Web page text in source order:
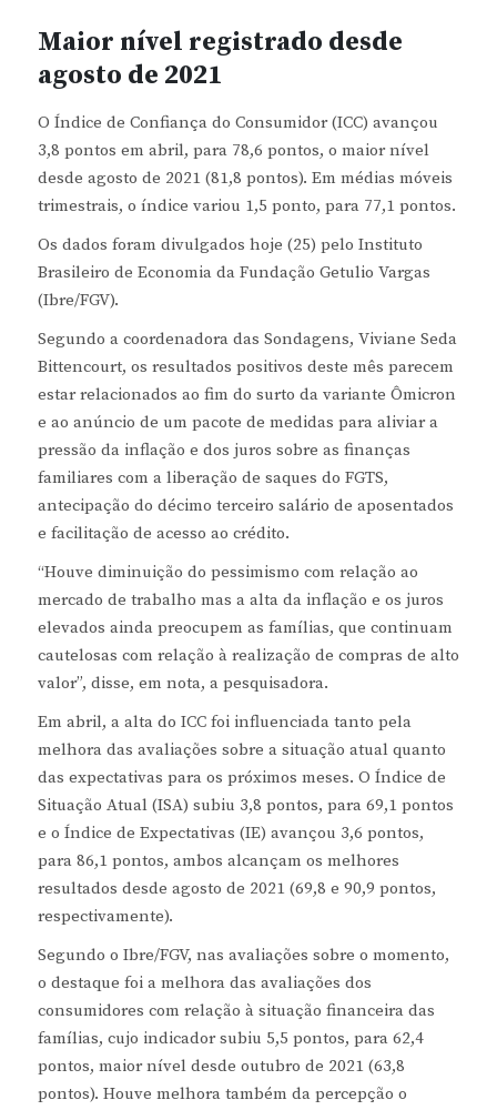
Maior nível registrado desde
agosto de 2021
O Índice de Confiança do Consumidor (ICC) avançou
3,8 pontos em abril, para 78,6 pontos, o maior nível
desde agosto de 2021 (81,8 pontos). Em médias móveis
trimestrais, o índice variou 1,5 ponto, para 77,1 pontos.
Os dados foram divulgados hoje (25) pelo Instituto
Brasileiro de Economia da Fundação Getulio Vargas
(Ibre/FGV).
Segundo a coordenadora das Sondagens, Viviane Seda
Bittencourt, os resultados positivos deste mês parecem
estar relacionados ao fim do surto da variante Ômicron
e ao anúncio de um pacote de medidas para aliviar a
pressão da inflação e dos juros sobre as finanças
familiares com a liberação de saques do FGTS,
antecipação do décimo terceiro salário de aposentados
e facilitação de acesso ao crédito.
“Houve diminuição do pessimismo com relação ao
mercado de trabalho mas a alta da inflação e os juros
elevados ainda preocupem as famílias, que continuam
cautelosas com relação à realização de compras de alto
valor”, disse, em nota, a pesquisadora.
Em abril, a alta do ICC foi influenciada tanto pela
melhora das avaliações sobre a situação atual quanto
das expectativas para os próximos meses. O Índice de
Situação Atual (ISA) subiu 3,8 pontos, para 69,1 pontos
e o Índice de Expectativas (IE) avançou 3,6 pontos,
para 86,1 pontos, ambos alcançam os melhores
resultados desde agosto de 2021 (69,8 e 90,9 pontos,
respectivamente).
Segundo o Ibre/FGV, nas avaliações sobre o momento,
o destaque foi a melhora das avaliações dos
consumidores com relação à situação financeira das
famílias, cujo indicador subiu 5,5 pontos, para 62,4
pontos, maior nível desde outubro de 2021 (63,8
pontos). Houve melhora também da percepção o